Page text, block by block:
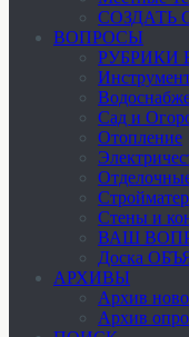
СОЗДАТЬ
ВОПРОСЫ
РУБРИКИ
Сад и
Отопление
Стены и
ВАШ
Доска
АРХИВЫ
Архив
Архив